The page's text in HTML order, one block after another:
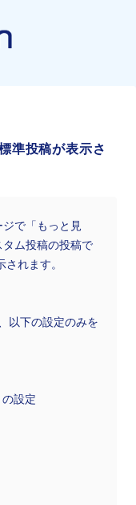
準投稿が表示さ
で「もっと見
ム投稿の投稿で
れます。
以下の設定のみを
設定